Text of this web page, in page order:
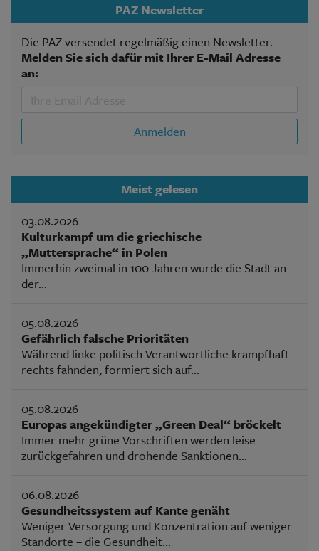
PAZ Newsletter
Die PAZ versendet regelmäßig einen Newsletter.
Melden Sie sich dafür mit Ihrer E-Mail Adresse
an:
Anmelden
Meist gelesen
03.08.2026
Kulturkampf um die griechische
„Muttersprache“ in Polen
Immerhin zweimal in 100 Jahren wurde die Stadt an
der...
05.08.2026
Gefährlich falsche Prioritäten
Während linke politisch Verantwortliche krampfhaft
rechts fahnden, formiert sich auf...
05.08.2026
Europas angekündigter „Green Deal“ bröckelt
Immer mehr grüne Vorschriften werden leise
zurückgefahren und drohende Sanktionen...
06.08.2026
Gesundheitssystem auf Kante genäht
Weniger Versorgung und Konzentration auf weniger
Standorte – die Gesundheit...